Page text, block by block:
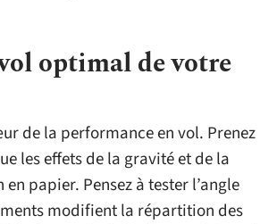
optimal de votre
de la performance en vol. Prenez
les effets de la gravité et de la
papier. Pensez à tester l’angle
modifient la répartition des